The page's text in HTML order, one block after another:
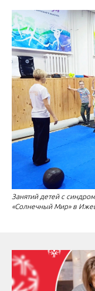
Занятий детей с
«Солнечный Мир» в